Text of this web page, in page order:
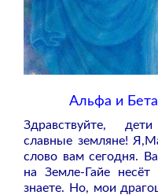
Альфа и
Здравствуйте,
славные земляне!
слово вам сегодня.
на Земле-Гайе
знаете. Но, мои